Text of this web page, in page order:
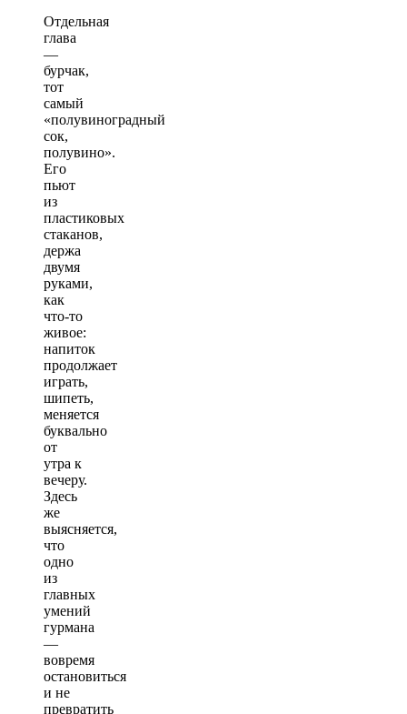
Отдельная
глава
—
бурчак,
тот
самый
«полувиноградный
сок,
полувино».
Его
пьют
из
пластиковых
стаканов,
держа
двумя
руками,
как
что-то
живое:
напиток
продолжает
играть,
шипеть,
меняется
буквально
от
утра к
вечеру.
Здесь
же
выясняется,
что
одно
из
главных
умений
гурмана
—
вовремя
остановиться
и не
превратить